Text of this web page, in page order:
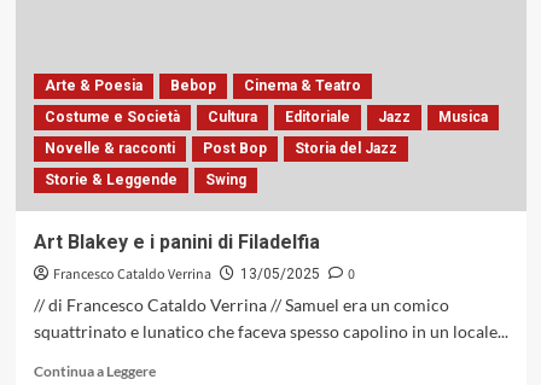
Baker,
Vissi
D’arte,
Vissi
D’Amore».
Arte & Poesia Bebop
Cinema & Teatro
Costume e Società
Cultura Editoriale Jazz
Musica
Novelle & racconti
Post Bop
Storia del Jazz
Storie & Leggende
Swing
Art Blakey e i panini di Filadelfia
Francesco Cataldo Verrina 13/05/2025
0
// di Francesco Cataldo Verrina // Samuel era un comico
squattrinato e lunatico che faceva spesso capolino in un locale...
Continua a LeggereLeggi